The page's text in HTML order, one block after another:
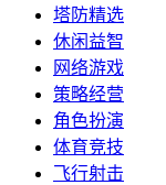
塔防精选
休闲益智
网络游戏
策略经营
角色扮演
体育竞技
飞行射击